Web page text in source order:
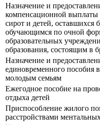
Назначение и
компенсационной выплаты
сирот и детей, оставшихся
обучающимся по очной
образовательных
образования, состоящим в
Назначение и
единовременного пособия
молодым семьям
Ежегодное пособие на
отдыха детей
Приспособление жилого
расстройствами